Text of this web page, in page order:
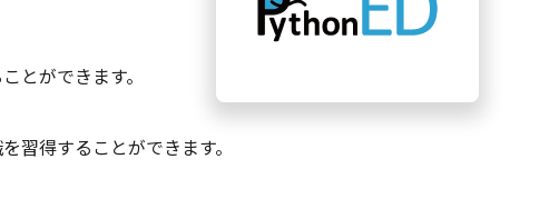
とができます。
習得することができます。